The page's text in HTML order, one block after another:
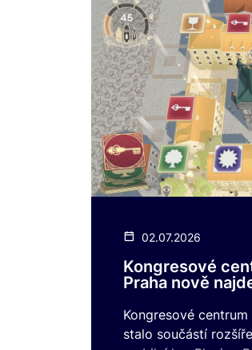
02.07.2026
Kongresové
Praha nově
Playing Prague
Kongresové centrum
stalo součástí